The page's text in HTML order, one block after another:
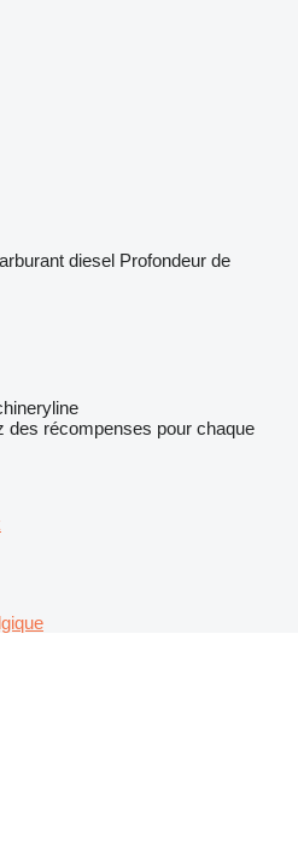
diesel Profondeur de
des récompenses pour chaque